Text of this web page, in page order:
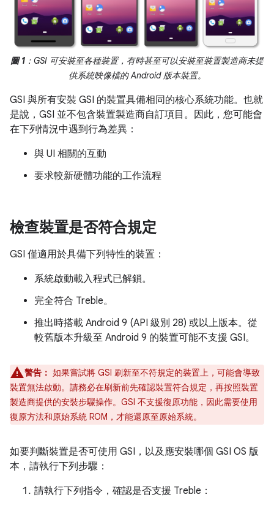
圖 1 ：GSI 可安裝至各種裝置，有時甚至可以安裝至裝置製造商未提
供系統映像檔的 Android 版本裝置。
GSI 與所有安裝 GSI 的裝置具備相同的核心系統功能。也就
是說，GSI 並不包含裝置製造商自訂項目。因此，您可能會
在下列情況中遇到行為差異：
與 UI 相關的互動
要求較新硬體功能的工作流程
檢查裝置是否符合規定
GSI 僅適用於具備下列特性的裝置：
系統啟動載入程式已解鎖。
完全符合 Treble。
推出時搭載 Android 9 (API 級別 28) 或以上版本。從
較舊版本升級至 Android 9 的裝置可能不支援 GSI。
警告： 如果嘗試將 GSI 刷新至不符規定的裝置上，可能會導致
裝置無法啟動。請務必在刷新前先確認裝置符合規定，再按照裝置
製造商提供的安裝步驟操作。GSI 不支援復原功能，因此需要使用
復原方法和原始系統 ROM，才能還原至原始系統。
如要判斷裝置是否可使用 GSI，以及應安裝哪個 GSI OS 版
本，請執行下列步驟：
請執行下列指令，確認是否支援 Treble：